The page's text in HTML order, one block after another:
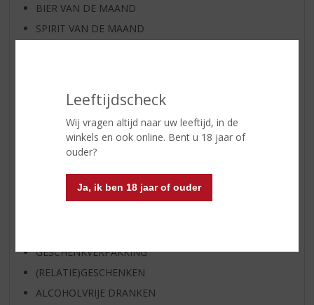
Leeftijdscheck
Wij vragen altijd naar uw leeftijd, in de
winkels en ook online. Bent u 18 jaar of
ouder?
Ja, ik ben 18 jaar of ouder
BIER VAN DE MAAND
SPIRIT VAN DE MAAND
APERITIEF
GEDISTILLEERD OVERIG
SHOTJES
KANT EN KLAAR
GESCHENKVERPAKKING
(RELATIE)GESCHENKEN
ALCOHOLVRIJE DRANKEN